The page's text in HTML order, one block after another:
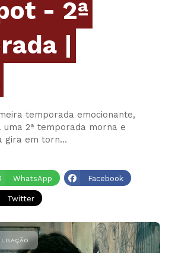
- 2ª
|
temporada emocionante,
2ª temporada morna e
gira em torn…
WhatsApp Facebook
Twitter